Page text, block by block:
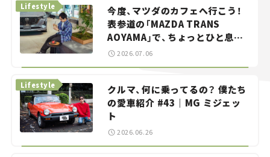
今度、マツダのカフェへ行こう！
表参道の「MAZDA TRANS
AOYAMA」で、ちょっとひと息。
——連載｜CCGとクルマでどうす
る？＜第13回＞
Lifestyle
2026.07.06
クルマ、何に乗ってるの？ 僕たち
の愛車紹介 #43｜MG ミジェッ
ト
Lifestyle
2026.06.26